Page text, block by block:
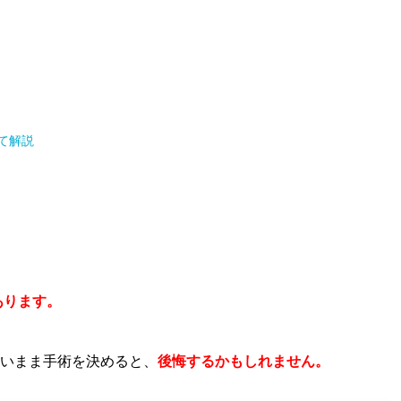
解説
ます。
まま手術を決めると、 後悔するかもしれません。